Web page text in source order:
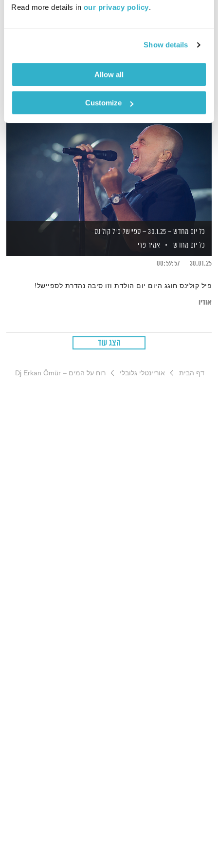
Read more details in our privacy policy.
Show details
Allow all
Customize
של גלית גורא-עיני
אודיו
כל יום מחדש – 30.1.25 – ספיישל פיל קולינס
כל יום מחדש
אמיר פרי
30.01.25
00:59:57
פיל קולינס חוגג היום יום הולדת וזו סיבה נהדרת לספיישל!
אודיו
הצג עוד
דף הבית אוריינטלי גלובלי רוח על המים – Dj Erkan Ömür